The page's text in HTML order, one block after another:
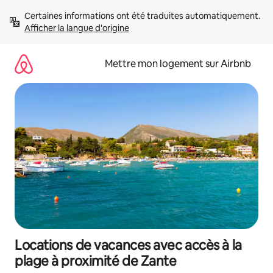
directement
Afficher la langue d'origine
Mettre mon logement sur Airbnb
Locations de vacances avec accès à la
plage à proximité de Zante